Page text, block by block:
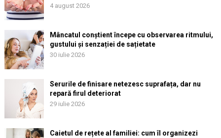
4 august 2026
Mâncatul conștient începe cu observarea ritmului,
gustului și senzației de sațietate
30 iulie 2026
Serurile de finisare netezesc suprafața, dar nu
repară firul deteriorat
29 iulie 2026
Caietul de rețete al familiei: cum îl organizezi